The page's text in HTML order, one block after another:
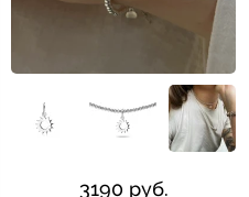
3190 руб.